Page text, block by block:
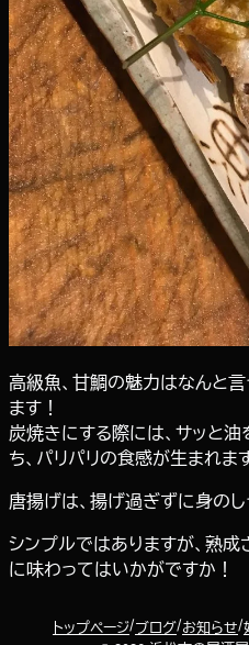
高級魚、甘鯛の魅力はなんと言
ます！
炭焼きにする際には、サッと
ち、パリパリの食感が生まれま
唐揚げは、揚げ過ぎずに身の
シンプルではありますが、熟
に味わってはいかがですか！
トップページ ブログ お知らせ